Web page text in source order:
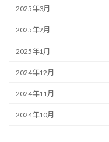
2025年3月
2025年2月
2025年1月
2024年12月
2024年11月
2024年10月